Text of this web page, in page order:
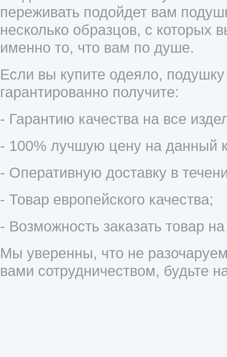
переживать подойдет вам
несколько образцов, с которых
именно то, что вам по душе.
Если вы купите одеяло,
гарантированно получите:
- Гарантию качества на все
- 100% лучшую цену на данный
- Оперативную доставку в
- Товар европейского качества;
- Возможность заказать товар
Мы уверенны, что не
вами сотрудничеством, будьте